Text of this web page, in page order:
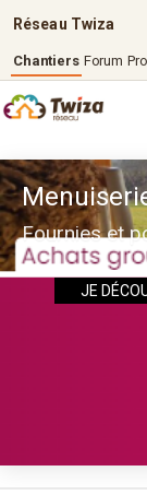
Réseau Twiza
Chantiers Forum
Fournies et
JE